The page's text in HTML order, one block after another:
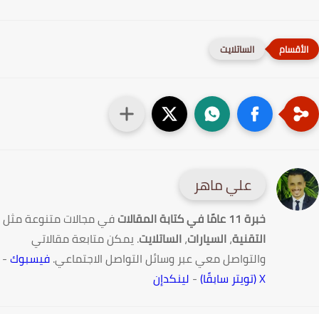
الساتلايت
علي ماهر
خبرة 11 عامًا في كتابة المقالات
في مجالات متنوعة مثل
التقنية،السيارات،الساتلايت. يمكن متابعة مقالاتي
والتواصل معي عبر وسائل التواصل الاجتماعي.فيسبوك-
-لينكدإن